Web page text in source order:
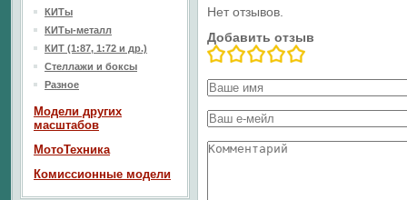
Нет отзывов.
Добавить отзыв
КИТы
КИТы-металл
КИТ (1:87, 1:72 и др.)
Стеллажи и боксы
Разное
Модели других
масштабов
МотоТехника
Комиссионные модели